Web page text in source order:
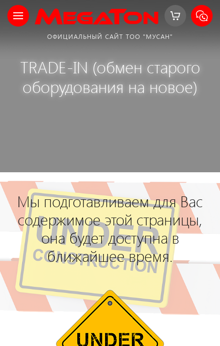
ОФИЦИАЛЬНЫЙ САЙТ ТОО "МУСАН"
TRADE-IN (обмен старого
оборудования на новое)
Мы подготавливаем для Вас
содержимое этой страницы,
она будет доступна в
ближайшее время.